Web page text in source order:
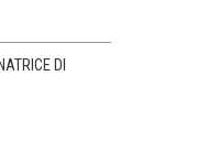
DI